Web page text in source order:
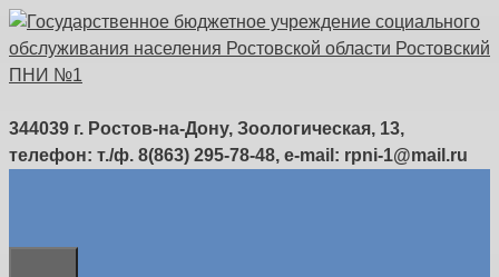
Перейти
к
содержимому
344039 г. Ростов-на-Дону, Зоологическая, 13,
телефон: т./ф. 8(863) 295-78-48, e-mail: rpni-1@mail.ru